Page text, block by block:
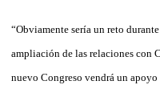
“Obviamente sería un reto
ampliación de las relaciones con
nuevo Congreso vendrá un